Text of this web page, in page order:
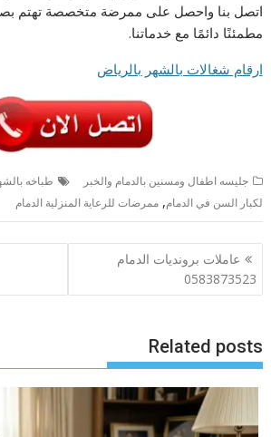
اتصل بنا واحصل على ممرضة متخصصة تهتم
مطمئنًا دائمًا مع خدماتنا.
ارقام شغالات بالشهر بالرياض
جليسه اطفال ومسنين بالدمام والخبر طباخه
لكبار السن في الدمام,ممرضات للرعاية المنزلية الدمام
تصفّح
المقالات
عاملات برونديات الدمام
0583873523
Related posts